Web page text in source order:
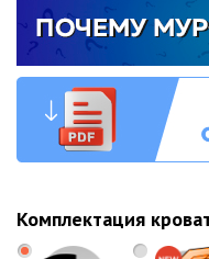
Комплектация